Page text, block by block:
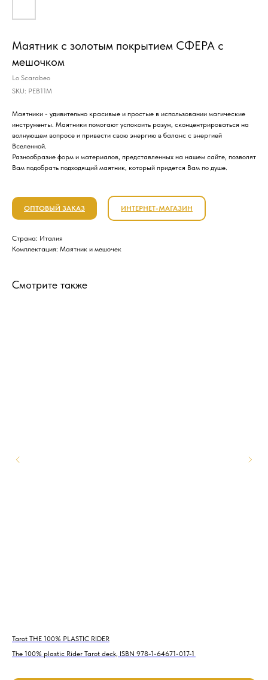
Маятник с золотым покрытием СФЕРА с
мешочком
Lo Scarabeo
SKU: PEB11M
Маятники - удивительно красивые и простые в использовании магические
инструменты. Маятники помогают успокоить разум, сконцентрироваться на
волнующем вопросе и привести свою энергию в баланс с энергией
Вселенной.
Разнообразие форм и материалов, представленных на нашем сайте, позволят
Вам подобрать подходящий маятник, который придется Вам по душе.
ОПТОВЫЙ ЗАКАЗ ИНТЕРНЕТ-МАГАЗИН
Страна: Италия
Комплектация: Маятник и мешочек
Смотрите также
Tarot THE 100% PLASTIC RIDER
The 100% plastic Rider Tarot deck, ISBN 978-1-64671-017-1